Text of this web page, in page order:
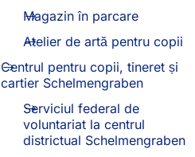
Magazin în parcare
Atelier de artă pentru copii
Centrul pentru copii, tineret și
cartier Schelmengraben
Serviciul federal de
voluntariat la centrul
districtual Schelmengraben